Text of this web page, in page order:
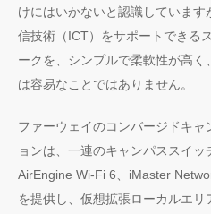
けにはいかないと認識していま
信技術（ICT）をサポートできる
ークを、シンプルで柔軟性が高
は容易なことではありません。
ファーウェイのコンバージドキ
ョンは、一連のキャンパススイ
AirEngine Wi-Fi 6、iMaster
を提供し、仮想拡張ローカルエ